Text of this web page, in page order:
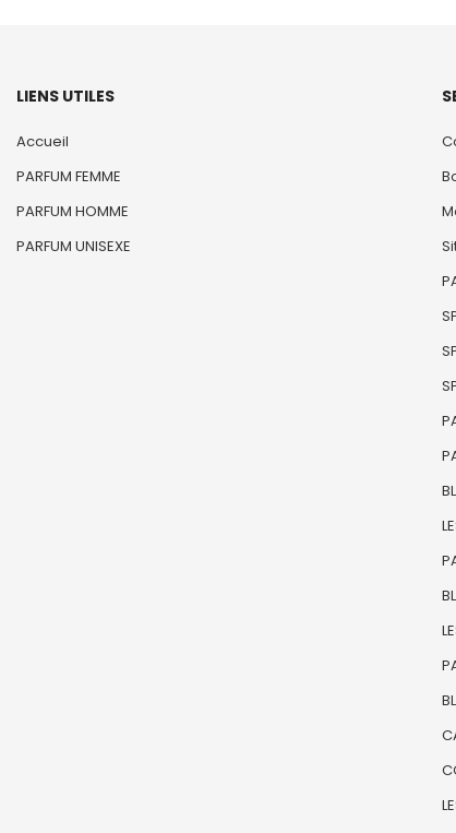
LIENS UTILES
Accueil
PARFUM FEMME
PARFUM HOMME
PARFUM UNISEXE